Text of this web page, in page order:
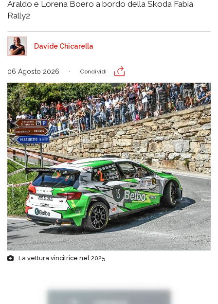
Araldo e Lorena Boero a bordo della Skoda Fabia
Rally2
Davide Chicarella
06 Agosto 2026 Condividi
La vettura vincitrice nel 2025